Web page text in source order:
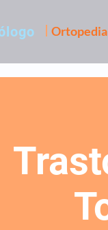
Ortopedia